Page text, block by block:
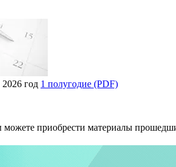
год 1 полугодие (PDF)
приобрести материалы